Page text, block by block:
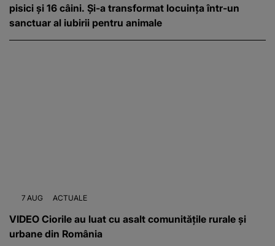
pisici și 16 câini. Și-a transformat locuința într-un
sanctuar al iubirii pentru animale
7 AUG ACTUALE
VIDEO Ciorile au luat cu asalt comunitățile rurale și
urbane din România